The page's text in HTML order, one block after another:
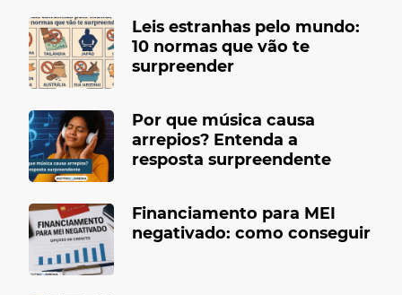
Leis estranhas pelo mundo:
10 normas que vão te
surpreender
Por que música causa
arrepios? Entenda a
resposta surpreendente
Financiamento para MEI
negativado: como conseguir